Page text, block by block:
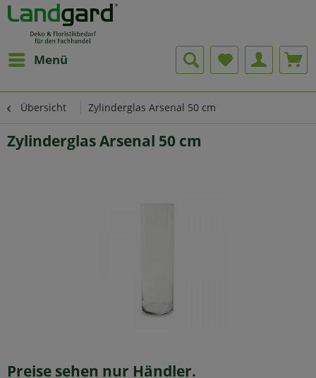
Menü
Übersicht Zylinderglas Arsenal 50 cm
Zylinderglas Arsenal 50 cm
Preise sehen nur Händler.